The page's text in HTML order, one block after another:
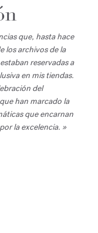
que, hasta hace
los archivos de la
reservadas a
en mis tiendas.
del
han marcado la
que encarnan
la excelencia. »